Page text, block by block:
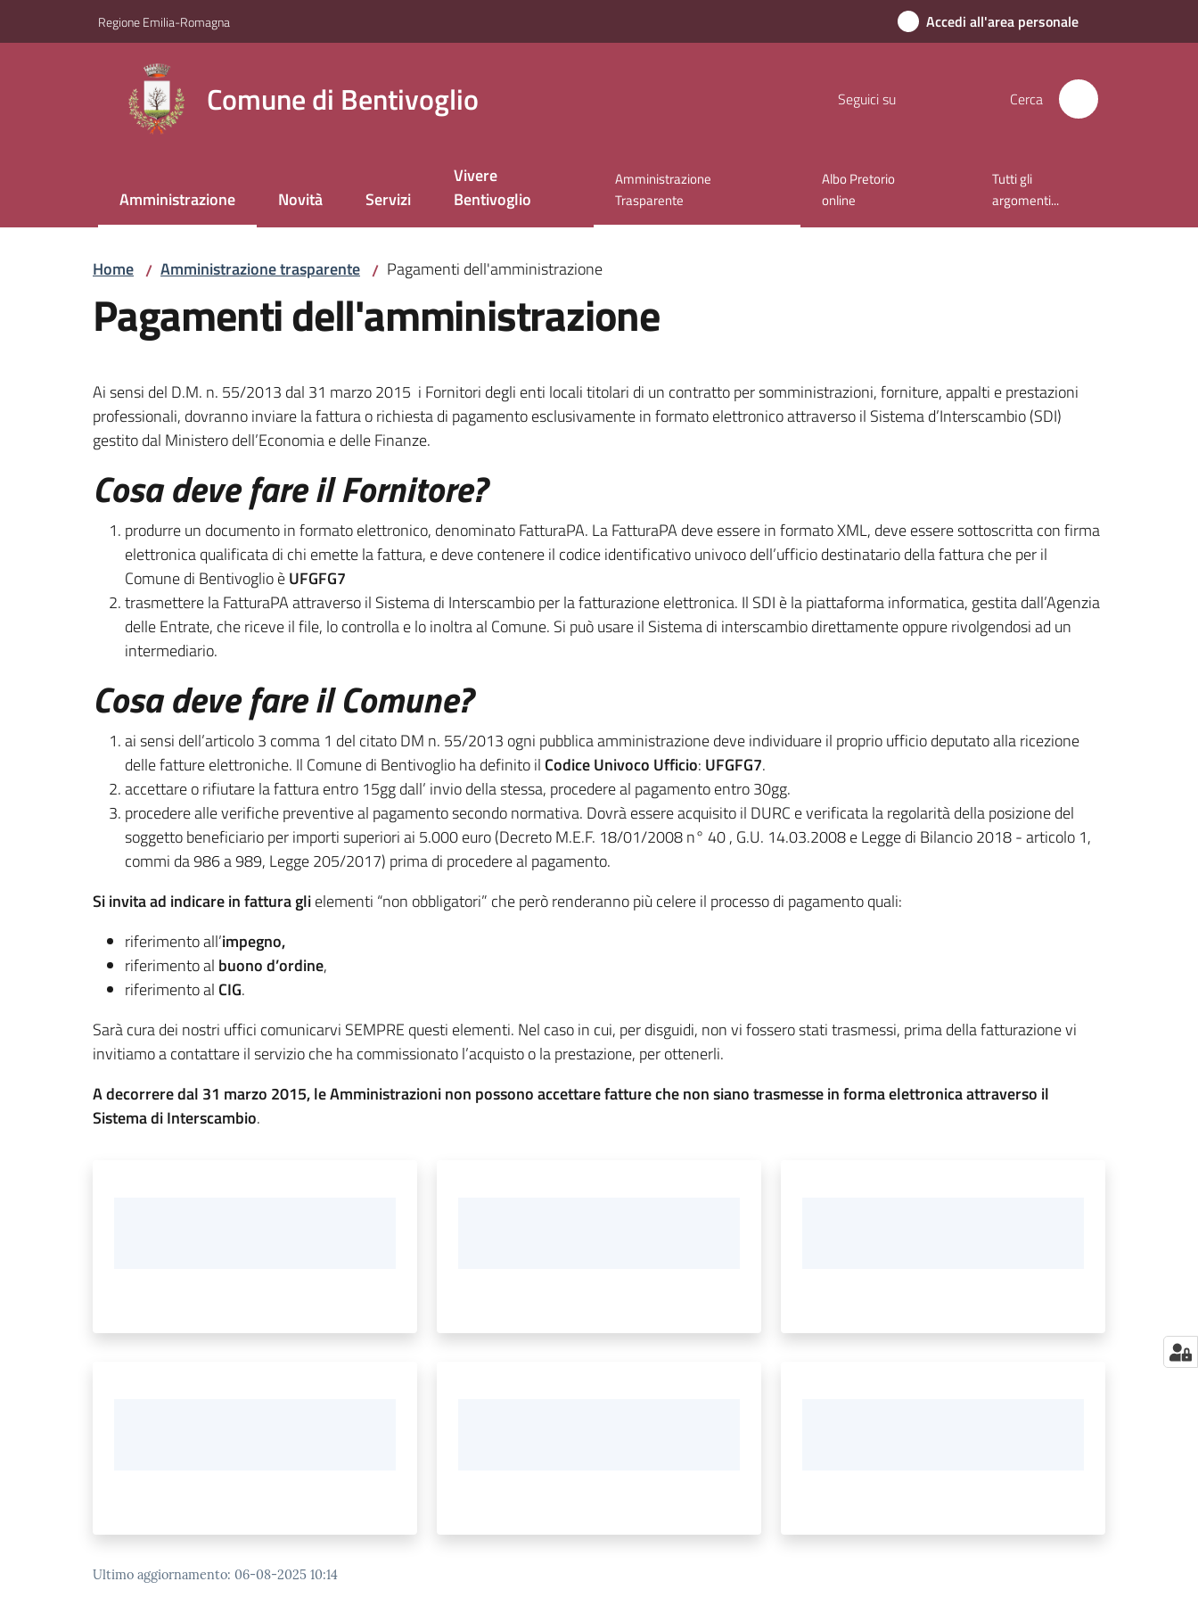
Regione Emilia-Romagna Accedi all'area personale
Comune di Bentivoglio Seguici su Cerca
Amministrazione
Menu selezionato Novità Servizi
Vivere
Bentivoglio
Amministrazione
Trasparente
Menu selezionato
Albo Pretorio
online
Tutti gli
argomenti...
Home / Amministrazione trasparente / Pagamenti dell'amministrazione
Pagamenti dell'amministrazione
Ai sensi del D.M. n. 55/2013 dal 31 marzo 2015 i Fornitori degli enti locali titolari di un contratto per somministrazioni, forniture, appalti e prestazioni
professionali, dovranno inviare la fattura o richiesta di pagamento esclusivamente in formato elettronico attraverso il Sistema d’Interscambio (SDI)
gestito dal Ministero dell’Economia e delle Finanze.
Cosa deve fare il Fornitore?
produrre un documento in formato elettronico, denominato FatturaPA. La FatturaPA deve essere in formato XML, deve essere sottoscritta con firma
elettronica qualificata di chi emette la fattura, e deve contenere il codice identificativo univoco dell’ufficio destinatario della fattura che per il
Comune di Bentivoglio èUFGFG7
trasmettere la FatturaPA attraverso il Sistema di Interscambio per la fatturazione elettronica. Il SDI è la piattaforma informatica, gestita dall’Agenzia
delle Entrate, che riceve il file, lo controlla e lo inoltra al Comune. Si può usare il Sistema di interscambio direttamente oppure rivolgendosi ad un
intermediario.
Cosa deve fare il Comune?
ai sensi dell’articolo 3 comma 1 del citato DM n. 55/2013 ogni pubblica amministrazione deve individuare il proprio ufficio deputato alla ricezione
delle fatture elettroniche. Il Comune di Bentivoglio ha definito il Codice Univoco Ufficio: UFGFG7.
accettare o rifiutare la fattura entro 15gg dall’ invio della stessa, procedere al pagamento entro 30gg.
procedere alle verifiche preventive al pagamento secondo normativa. Dovrà essere acquisito il DURC e verificata la regolarità della posizione del
soggetto beneficiario per importi superiori ai 5.000 euro (Decreto M.E.F. 18/01/2008 n° 40 , G.U. 14.03.2008 e Legge di Bilancio 2018 - articolo 1,
commi da 986 a 989, Legge 205/2017) prima di procedere al pagamento.
Si invita ad indicare in fattura glielementi “non obbligatori” che però renderanno più celere il processo di pagamento quali:
riferimento all’impegno,
riferimento al buono d’ordine,
riferimento al CIG.
Sarà cura dei nostri uffici comunicarvi SEMPRE questi elementi. Nel caso in cui, per disguidi, non vi fossero stati trasmessi, prima della fatturazione vi
invitiamo a contattare il servizio che ha commissionato l’acquisto o la prestazione, per ottenerli.
A decorrere dal 31 marzo 2015, le Amministrazioni non possono accettare fatture che non siano trasmesse in forma elettronica attraverso il
Sistema di Interscambio.
Ultimo aggiornamento: 06-08-2025 10:14